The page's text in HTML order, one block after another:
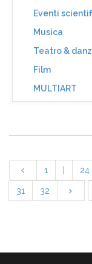
Eventi
Musica
Teatro &
Film
MULTIART
1 24
31 32